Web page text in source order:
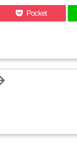
Pocket